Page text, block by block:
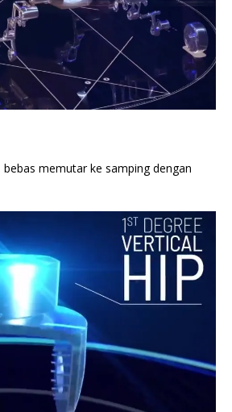
bebas memutar ke samping dengan